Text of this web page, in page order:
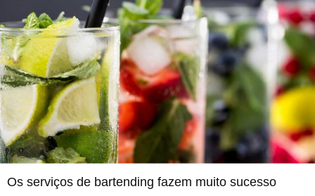
Os serviços de bartending fazem muito sucesso